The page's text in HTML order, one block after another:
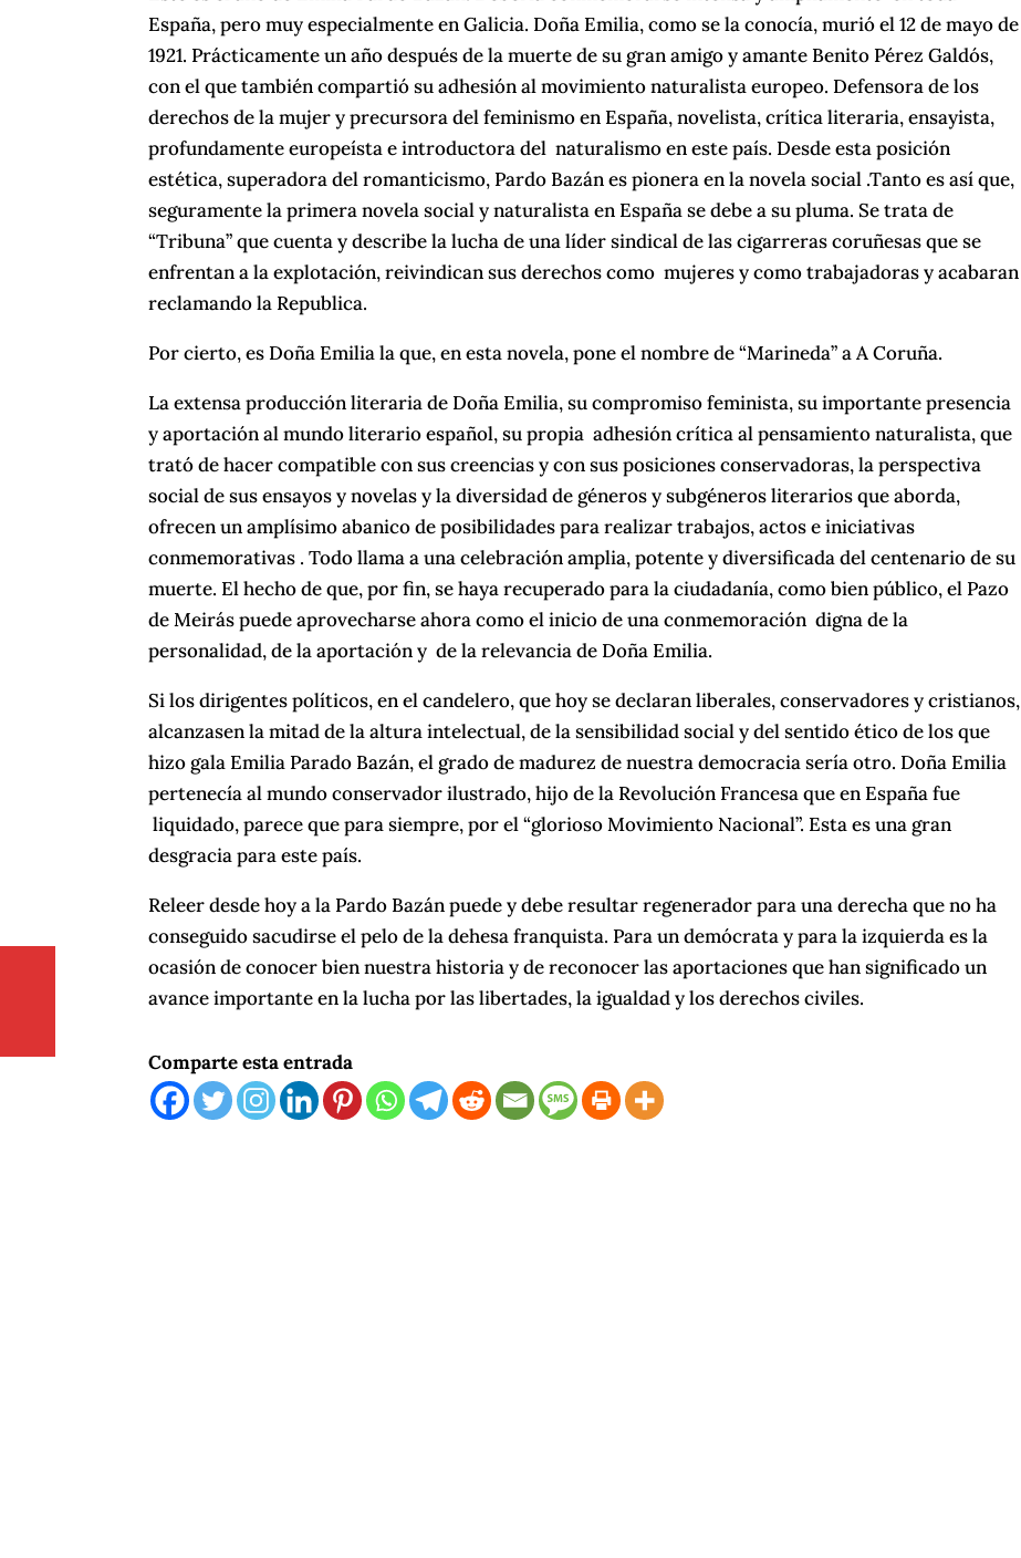
España, pero muy especialmente en Galicia. Doña Emilia, como se la conocía, murió el 12 de mayo de
1921. Prácticamente un año después de la muerte de su gran amigo y amante Benito Pérez Galdós,
con el que también compartió su adhesión al movimiento naturalista europeo. Defensora de los
derechos de la mujer y precursora del feminismo en España, novelista, crítica literaria, ensayista,
profundamente europeísta e introductora del naturalismo en este país. Desde esta posición
estética, superadora del romanticismo, Pardo Bazán es pionera en la novela social .Tanto es así que,
seguramente la primera novela social y naturalista en España se debe a su pluma. Se trata de
“Tribuna” que cuenta y describe la lucha de una líder sindical de las cigarreras coruñesas que se
enfrentan a la explotación, reivindican sus derechos como mujeres y como trabajadoras y acabaran
reclamando la Republica.
Por cierto, es Doña Emilia la que, en esta novela, pone el nombre de “Marineda” a A Coruña.
La extensa producción literaria de Doña Emilia, su compromiso feminista, su importante presencia
y aportación al mundo literario español, su propia adhesión crítica al pensamiento naturalista, que
trató de hacer compatible con sus creencias y con sus posiciones conservadoras, la perspectiva
social de sus ensayos y novelas y la diversidad de géneros y subgéneros literarios que aborda,
ofrecen un amplísimo abanico de posibilidades para realizar trabajos, actos e iniciativas
conmemorativas . Todo llama a una celebración amplia, potente y diversificada del centenario de su
muerte. El hecho de que, por fin, se haya recuperado para la ciudadanía, como bien público, el Pazo
de Meirás puede aprovecharse ahora como el inicio de una conmemoración digna de la
personalidad, de la aportación y de la relevancia de Doña Emilia.
Si los dirigentes políticos, en el candelero, que hoy se declaran liberales, conservadores y cristianos,
alcanzasen la mitad de la altura intelectual, de la sensibilidad social y del sentido ético de los que
hizo gala Emilia Parado Bazán, el grado de madurez de nuestra democracia sería otro. Doña Emilia
pertenecía al mundo conservador ilustrado, hijo de la Revolución Francesa que en España fue
liquidado, parece que para siempre, por el “glorioso Movimiento Nacional”. Esta es una gran
desgracia para este país.
Releer desde hoy a la Pardo Bazán puede y debe resultar regenerador para una derecha que no ha
conseguido sacudirse el pelo de la dehesa franquista. Para un demócrata y para la izquierda es la
ocasión de conocer bien nuestra historia y de reconocer las aportaciones que han significado un
avance importante en la lucha por las libertades, la igualdad y los derechos civiles.
Comparte esta entrada